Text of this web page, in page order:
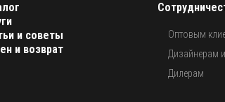
и советы
и возврат
Оптовым
Дизайнерам
Дилерам